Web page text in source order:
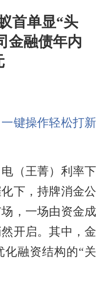
首单显“头
金融债年内
键操作轻松打新
（王菁）利率下
下，持牌消金公
，一场由资金成
开启。其中，金
化融资结构的“关